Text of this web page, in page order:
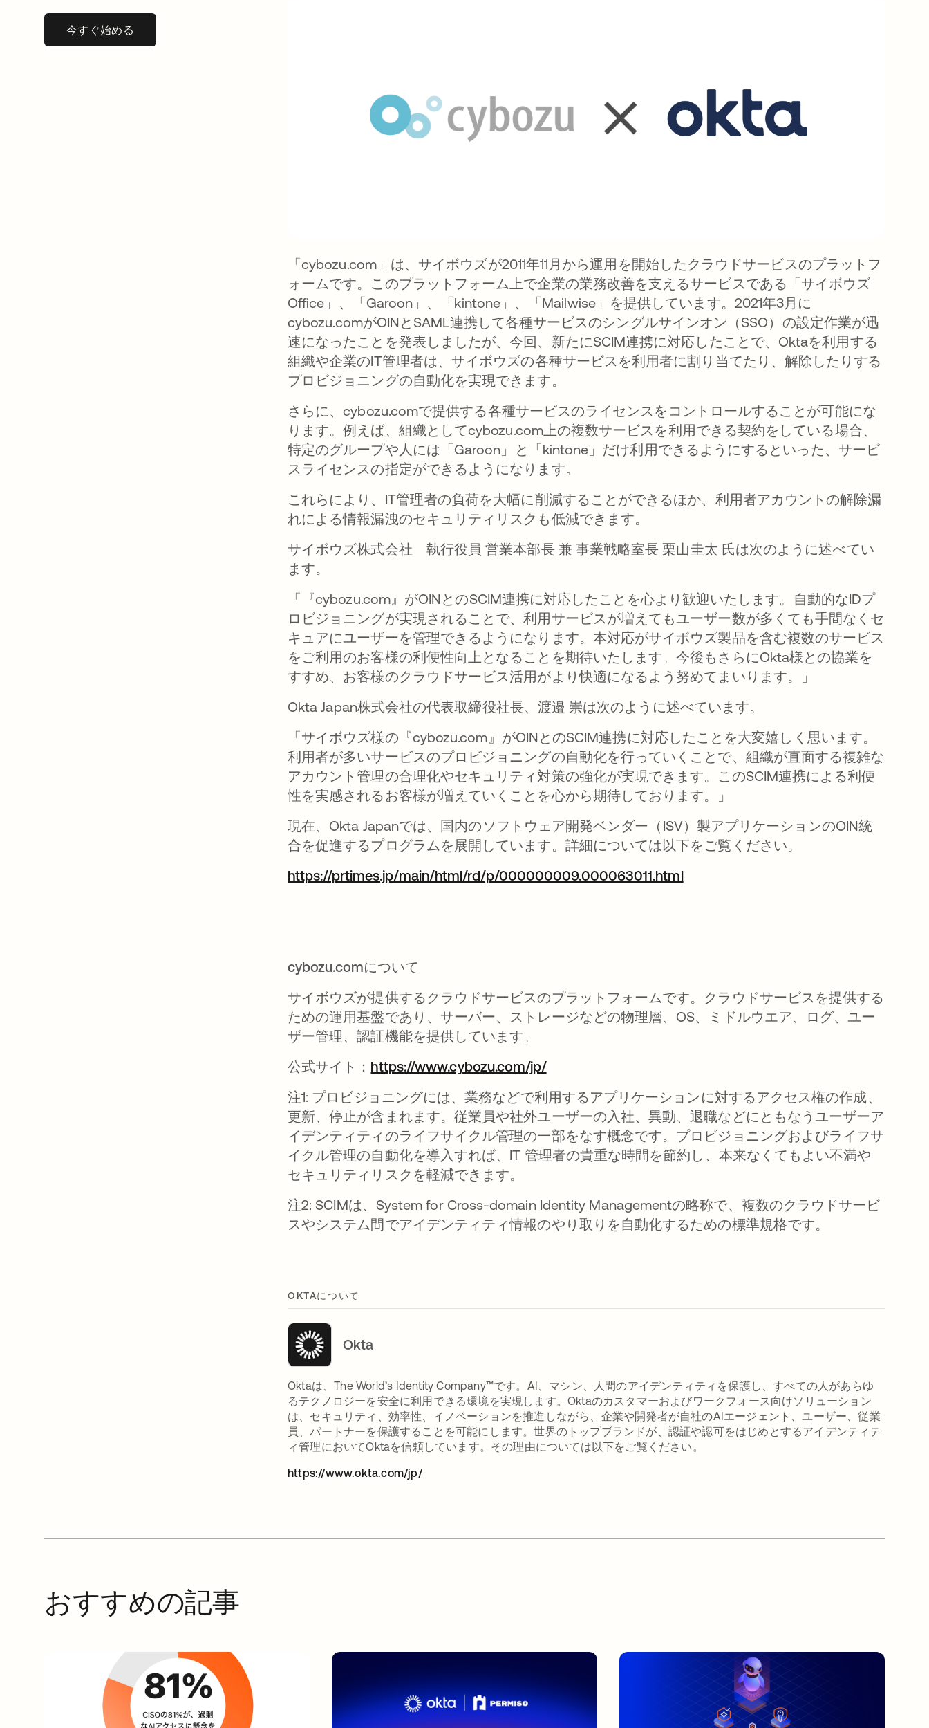
今すぐ始める新しいタブで開く
「cybozu.com」は、サイボウズが2011年11月から運用を開始したクラウドサービスのプラットフ
ォームです。このプラットフォーム上で企業の業務改善を支えるサービスである「サイボウズ
Office」、「Garoon」、「kintone」、「Mailwise」を提供しています。2021年3月に
cybozu.comがOINとSAML連携して各種サービスのシングルサインオン（SSO）の設定作業が迅
速になったことを発表しましたが、今回、新たにSCIM連携に対応したことで、Oktaを利用する
組織や企業のIT管理者は、サイボウズの各種サービスを利用者に割り当てたり、解除したりする
プロビジョニングの自動化を実現できます。
さらに、cybozu.comで提供する各種サービスのライセンスをコントロールすることが可能にな
ります。例えば、組織としてcybozu.com上の複数サービスを利用できる契約をしている場合、
特定のグループや人には「Garoon」と「kintone」だけ利用できるようにするといった、サービ
スライセンスの指定ができるようになります。
これらにより、IT管理者の負荷を大幅に削減することができるほか、利用者アカウントの解除漏
れによる情報漏洩のセキュリティリスクも低減できます。
サイボウズ株式会社 執行役員 営業本部長 兼 事業戦略室長 栗山圭太 氏は次のように述べてい
ます。
「『cybozu.com』がOINとのSCIM連携に対応したことを心より歓迎いたします。自動的なIDプ
ロビジョニングが実現されることで、利用サービスが増えてもユーザー数が多くても手間なくセ
キュアにユーザーを管理できるようになります。本対応がサイボウズ製品を含む複数のサービス
をご利用のお客様の利便性向上となることを期待いたします。今後もさらにOkta様との協業を
すすめ、お客様のクラウドサービス活用がより快適になるよう努めてまいります。」
Okta Japan株式会社の代表取締役社長、渡邉 崇は次のように述べています。
「サイボウズ様の『cybozu.com』がOINとのSCIM連携に対応したことを大変嬉しく思います。
利用者が多いサービスのプロビジョニングの自動化を行っていくことで、組織が直面する複雑な
アカウント管理の合理化やセキュリティ対策の強化が実現できます。このSCIM連携による利便
性を実感されるお客様が増えていくことを心から期待しております。」
現在、Okta Japanでは、国内のソフトウェア開発ベンダー（ISV）製アプリケーションのOIN統
合を促進するプログラムを展開しています。詳細については以下をご覧ください。
https://prtimes.jp/main/html/rd/p/000000009.000063011.html新しいタブで開く
cybozu.comについて
サイボウズが提供するクラウドサービスのプラットフォームです。クラウドサービスを提供する
ための運用基盤であり、サーバー、ストレージなどの物理層、OS、ミドルウエア、ログ、ユー
ザー管理、認証機能を提供しています。
公式サイト： https://www.cybozu.com/jp/
注1: プロビジョニングには、業務などで利用するアプリケーションに対するアクセス権の作成、
更新、停止が含まれます。従業員や社外ユーザーの入社、異動、退職などにともなうユーザーア
イデンティティのライフサイクル管理の一部をなす概念です。プロビジョニングおよびライフサ
イクル管理の自動化を導入すれば、IT 管理者の貴重な時間を節約し、本来なくてもよい不満や
セキュリティリスクを軽減できます。
注2: SCIMは、System for Cross-domain Identity Managementの略称で、複数のクラウドサービ
スやシステム間でアイデンティティ情報のやり取りを自動化するための標準規格です。
OKTAについて
Okta
Oktaは、The World’s Identity Company™です。AI、マシン、人間のアイデンティティを保護し、すべての人があらゆ
るテクノロジーを安全に利用できる環境を実現します。Oktaのカスタマーおよびワークフォース向けソリューション
は、セキュリティ、効率性、イノベーションを推進しながら、企業や開発者が自社のAIエージェント、ユーザー、従業
員、パートナーを保護することを可能にします。世界のトップブランドが、認証や認可をはじめとするアイデンティテ
ィ管理においてOktaを信頼しています。その理由については以下をご覧ください。
https://www.okta.com/jp/新しいタブで開く
おすすめの記事